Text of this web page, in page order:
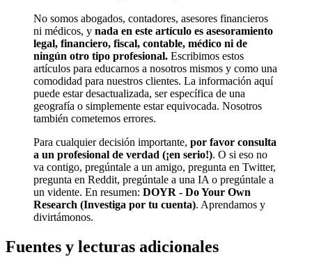
No somos abogados, contadores, asesores financieros
ni médicos, y nada en este artículo es asesoramiento
legal, financiero, fiscal, contable, médico ni de
ningún otro tipo profesional. Escribimos estos
artículos para educarnos a nosotros mismos y como una
comodidad para nuestros clientes. La información aquí
puede estar desactualizada, ser específica de una
geografía o simplemente estar equivocada. Nosotros
también cometemos errores.
Para cualquier decisión importante, por favor consulta
a un profesional de verdad (¡en serio!). O si eso no
va contigo, pregúntale a un amigo, pregunta en Twitter,
pregunta en Reddit, pregúntale a una IA o pregúntale a
un vidente. En resumen: DOYR - Do Your Own
Research (Investiga por tu cuenta). Aprendamos y
divirtámonos.
Fuentes y lecturas adicionales